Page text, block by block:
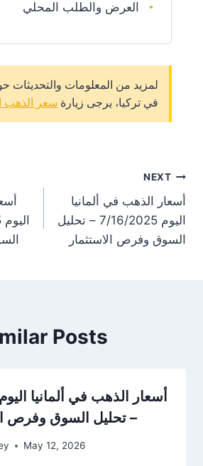
العرض والطلب المحلي
لمزيد من المعلومات والتحديثات
في تركيا، يرجى زيارة سعر الذهب
NEXT
أسعار الذهب في ألمانيا
اليوم 7/16/2025 – تحليل
السوق وفرص الاستثمار
Posts
– تحليل السوق وفرص
May 12, 2026